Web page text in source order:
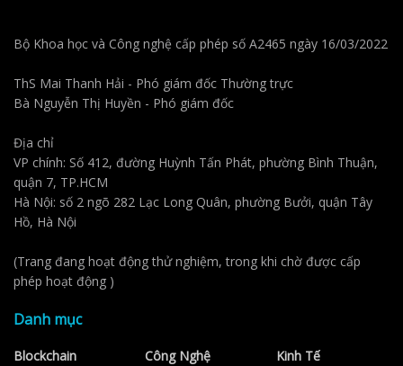
Bộ Khoa học và Công nghệ cấp phép số A2465 ngày 16/03/2022
ThS Mai Thanh Hải - Phó giám đốc Thường trực
Bà Nguyễn Thị Huyền - Phó giám đốc
Địa chỉ
VP chính: Số 412, đường Huỳnh Tấn Phát, phường Bình Thuận,
quận 7, TP.HCM
Hà Nội: số 2 ngõ 282 Lạc Long Quân, phường Bưởi, quận Tây
Hồ, Hà Nội
(Trang đang hoạt động thử nghiệm, trong khi chờ được cấp
phép hoạt động )
Danh mục
Blockchain Công Nghệ Kinh Tế